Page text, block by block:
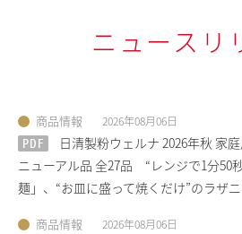
ニュースリ
商品情報 2026年08月06日
PDF
日清製粉ウェルナ 2026年秋 家
ニューアル品 全27品 “レンジで1分50
麺」、“お皿に盛って焼くだけ”のラザ
商品情報 2026年08月06日